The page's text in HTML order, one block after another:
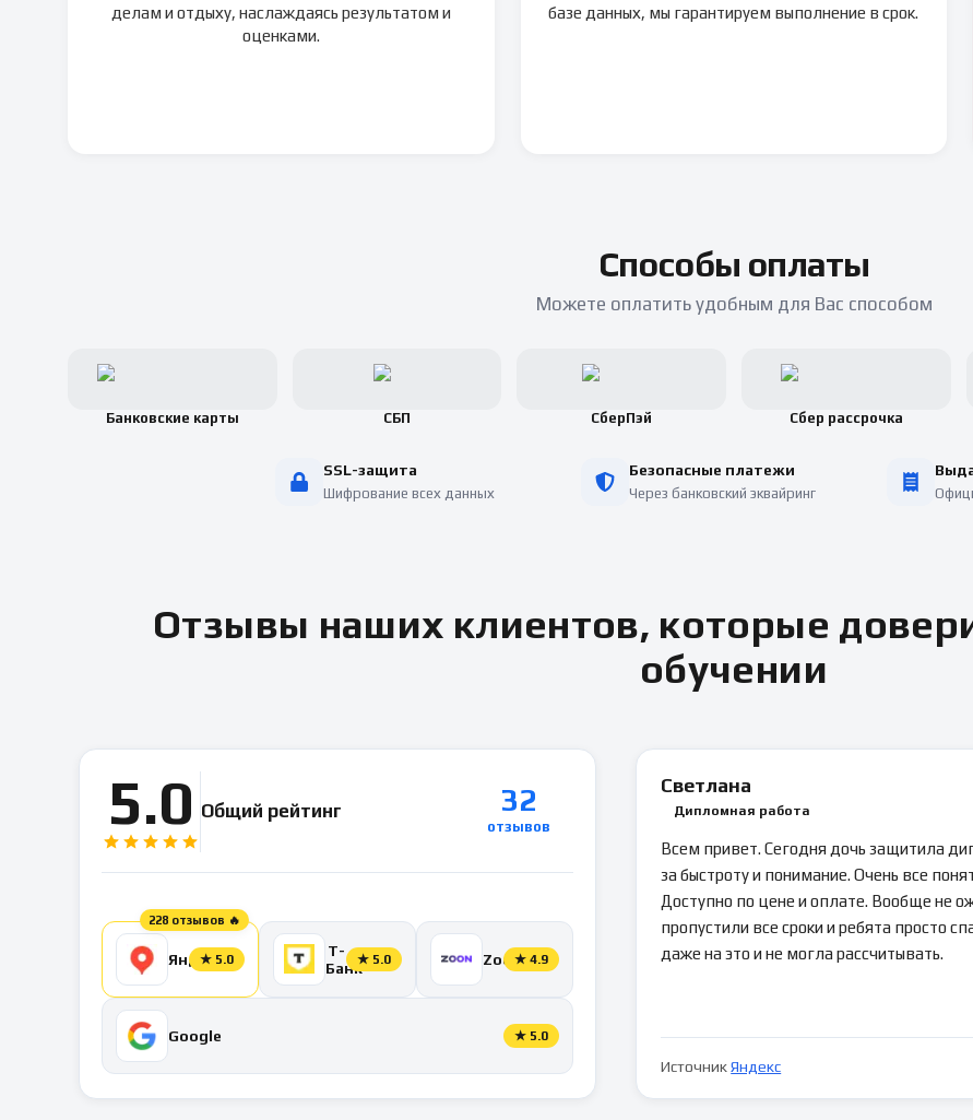
делам и отдыху, наслаждаясь результатом и
оценками.
базе данных, мы гарантируем выполнение в срок.
Способы оплаты
Можете оплатить удобным для Вас способом
Банковские карты СБП СберПэй Сбер рассрочка
SSL-защита
Шифрование всех данных
Безопасные платежи
Через банковский эквайринг
Отзывы наших клиентов, которые
обучении
5.0 Общий рейтинг 32
отзывов
228 отзывов 🔥
Яндекс
★ 5.0
Т-
Банк★ 5.0 Zoon★4.9
Google ★ 5.0
Светлана
Дипломная работа
Всем привет. Сегодня дочь защитила
за быстроту и понимание. Очень все
Доступно по цене и оплате. Вообще не
пропустили все сроки и ребята просто
даже на это и не могла рассчитывать.
Источник Яндекс